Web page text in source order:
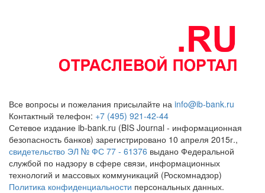
Все вопросы и пожелания присылайте на info@ib-bank.ru
Контактный телефон: +7 (495) 921-42-44
Сетевое издание ib-bank.ru (BIS Journal - информационная
безопасность банков) зарегистрировано 10 апреля 2015г.,
свидетельство ЭЛ № ФС 77 - 61376 выдано Федеральной
службой по надзору в сфере связи, информационных
технологий и массовых коммуникаций (Роскомнадзор)
Политика конфиденциальности персональных данных.